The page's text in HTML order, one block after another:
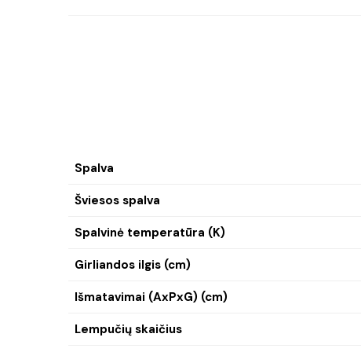
Spalva
Šviesos spalva
Spalvinė temperatūra (K)
Girliandos ilgis (cm)
Išmatavimai (AxPxG) (cm)
Lempučių skaičius